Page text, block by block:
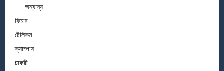
অন্যান্য
ফিচার
টেলিকম
ক্যাম্পাস
চাকরী